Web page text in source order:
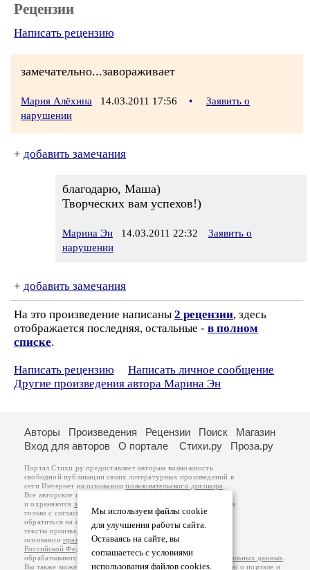
Рецензии
Написать рецензию
замечательно...завораживает
Мария Алёхина 14.03.2011 17:56 •
Заявить о
нарушении
+ добавить замечания
благодарю, Маша)
Творческих вам успехов!)
Марина Эн 14.03.2011 22:32
Заявить о
нарушении
+ добавить замечания
На это произведение написаны 2 рецензии, здесь
отображается последняя, остальные - в полном
списке.
Написать рецензию
Написать личное сообщение
Другие произведения автора Марина Эн
Мы используем файлы cookie
для улучшения работы сайта.
Оставаясь на сайте, вы
соглашаетесь с условиями
использования файлов cookies.
Авторы Произведения Рецензии Поиск
Магазин
Вход для авторов
О портале Стихи.ру Проза.ру
Портал Стихи.ру предоставляет авторам возможность
свободной публикации своих литературных произведений в
сети Интернет на основаниипользовательского договора
Все авторские права на произведения принадлежат авторам
и охраняются законом
. Перепечатка произведений возможна
только с согласия его автора, к которому вы можете
обратиться на его авторской странице. Ответственность за
тексты произведений авторы несут самостоятельно на
основанииправил публикацииизаконодательства
Российской Федерации
обрабатываются на основанииПолитики обработки персональных данных
Вы также можете посмотреть более подробнуюинформацию о портале и